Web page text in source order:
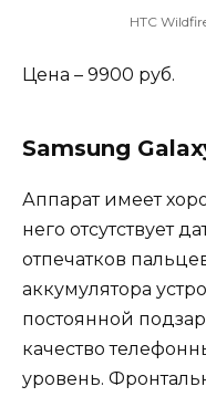
HTC
Цена – 9900 руб.
Samsung
Аппарат имеет
него отсутствует
отпечатков
аккумулятора
постоянной
качество
уровень.